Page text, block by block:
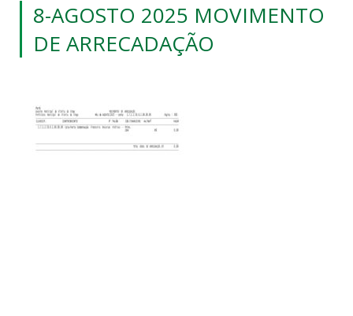
8-AGOSTO 2025 MOVIMENTO
DE ARRECADAÇÃO